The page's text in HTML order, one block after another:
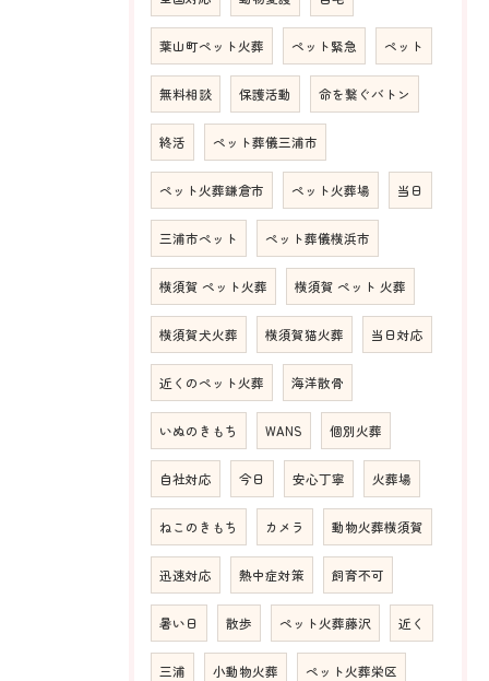
葉山町ペット火葬 ペット緊急 ペット
無料相談 保護活動 命を繋ぐバトン
終活 ペット葬儀三浦市
ペット火葬鎌倉市 ペット火葬場 当日
三浦市ペット ペット葬儀横浜市
横須賀 ペット火葬 横須賀 ペット 火葬
横須賀犬火葬 横須賀猫火葬 当日対応
近くのペット火葬 海洋散骨
いぬのきもち WANS 個別火葬
自社対応 今日 安心丁寧 火葬場
ねこのきもち カメラ 動物火葬横須賀
迅速対応 熱中症対策 飼育不可
暑い日 散歩 ペット火葬藤沢 近く
三浦 小動物火葬 ペット火葬栄区